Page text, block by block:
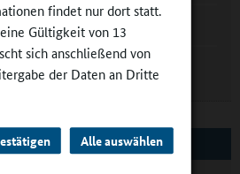
findet nur dort statt.
Gültigkeit von 13
sich anschließend von
der Daten an Dritte
Alle auswählen
„Brückenelementen“
Nachhaltige Qualität